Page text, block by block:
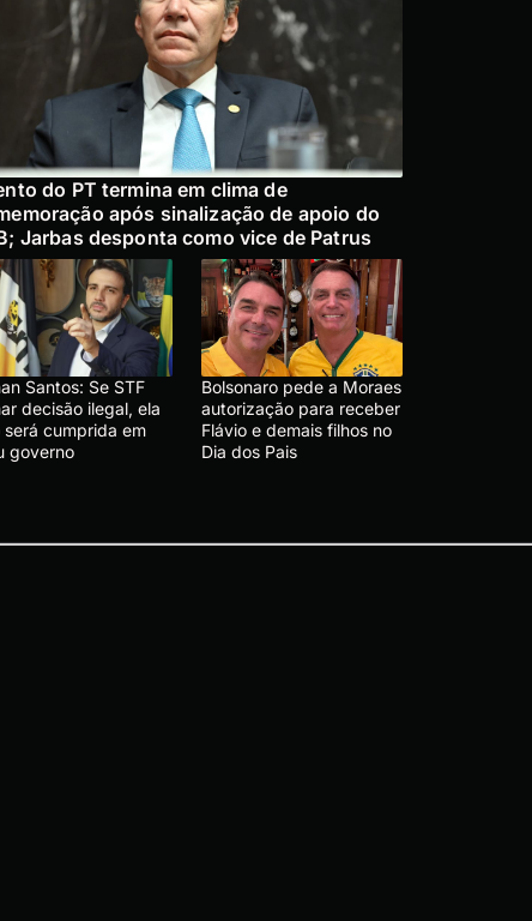
do PT termina em clima de
após sinalização de apoio do
Jarbas desponta como vice de Patrus
Santos: Se STF
decisão ilegal, ela
será cumprida em
governo
Bolsonaro pede a Moraes
autorização para receber
Flávio e demais filhos no
Dia dos Pais